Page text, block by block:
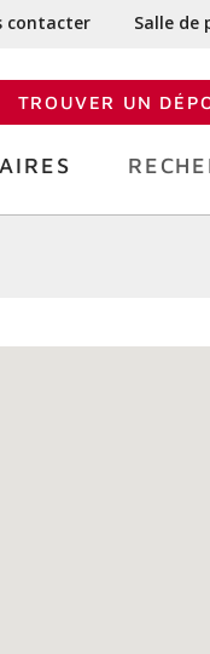
contacter Salle de
TROUVER UN